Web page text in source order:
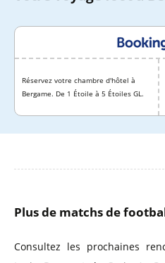
Réservez votre chambre d'hôtel à
Bergame. De 1 Étoile à 5 Étoiles GL.
Plus de matchs de
Consultez les prochaines